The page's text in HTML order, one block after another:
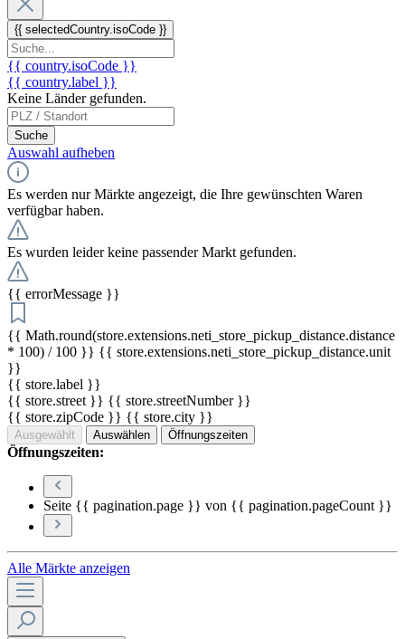
{{ selectedCountry.isoCode }}
{{ country.isoCode }}
{{ country.label }}
Keine Länder gefunden.
Suche
Auswahl aufheben
Es werden nur Märkte angezeigt, die Ihre gewünschten Waren
verfügbar haben.
Es wurden leider keine passender Markt gefunden.
{{ errorMessage }}
{{ Math.round(store.extensions.neti_store_pickup_distance.distance
* 100) / 100 }} {{ store.extensions.neti_store_pickup_distance.unit
}}
{{ store.label }}
{{ store.street }} {{ store.streetNumber }}
{{ store.zipCode }} {{ store.city }}
Ausgewählt Auswählen Öffnungszeiten
Öffnungszeiten:
Seite {{ pagination.page }} von {{ pagination.pageCount }}
Alle Märkte anzeigen